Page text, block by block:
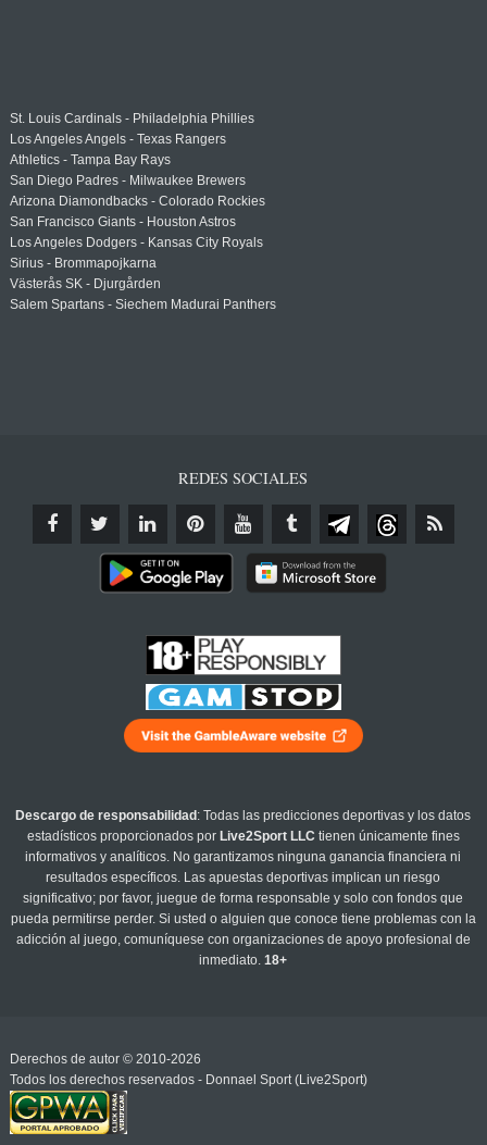
St. Louis Cardinals - Philadelphia Phillies
Los Angeles Angels - Texas Rangers
Athletics - Tampa Bay Rays
San Diego Padres - Milwaukee Brewers
Arizona Diamondbacks - Colorado Rockies
San Francisco Giants - Houston Astros
Los Angeles Dodgers - Kansas City Royals
Sirius - Brommapojkarna
Västerås SK - Djurgården
Salem Spartans - Siechem Madurai Panthers
REDES SOCIALES
Descargo de responsabilidad : Todas las predicciones deportivas y los datos
estadísticos proporcionados por Live2Sport LLC tienen únicamente fines
informativos y analíticos. No garantizamos ninguna ganancia financiera ni
resultados específicos. Las apuestas deportivas implican un riesgo
significativo; por favor, juegue de forma responsable y solo con fondos que
pueda permitirse perder. Si usted o alguien que conoce tiene problemas con la
adicción al juego, comuníquese con organizaciones de apoyo profesional de
inmediato.18+
Derechos de autor © 2010-2026
Todos los derechos reservados - Donnael Sport (Live2Sport)